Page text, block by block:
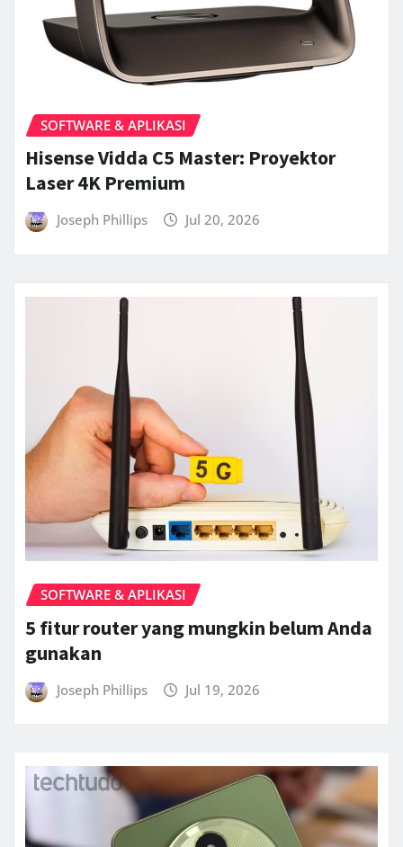
SOFTWARE & APLIKASI
Hisense Vidda C5 Master: Proyektor
Laser 4K Premium
Joseph Phillips Jul 20, 2026
SOFTWARE & APLIKASI
5 fitur router yang mungkin belum Anda
gunakan
Joseph Phillips Jul 19, 2026